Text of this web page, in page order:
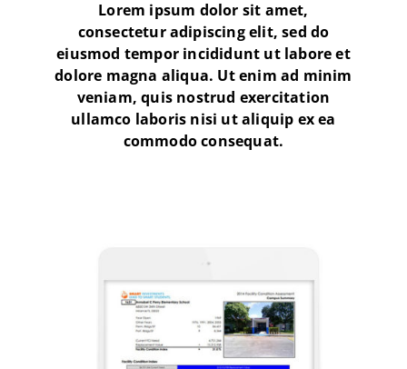
Lorem ipsum dolor sit amet,
consectetur adipiscing elit, sed do
eiusmod tempor incididunt ut labore et
dolore magna aliqua. Ut enim ad minim
veniam, quis nostrud exercitation
ullamco laboris nisi ut aliquip ex ea
commodo consequat.